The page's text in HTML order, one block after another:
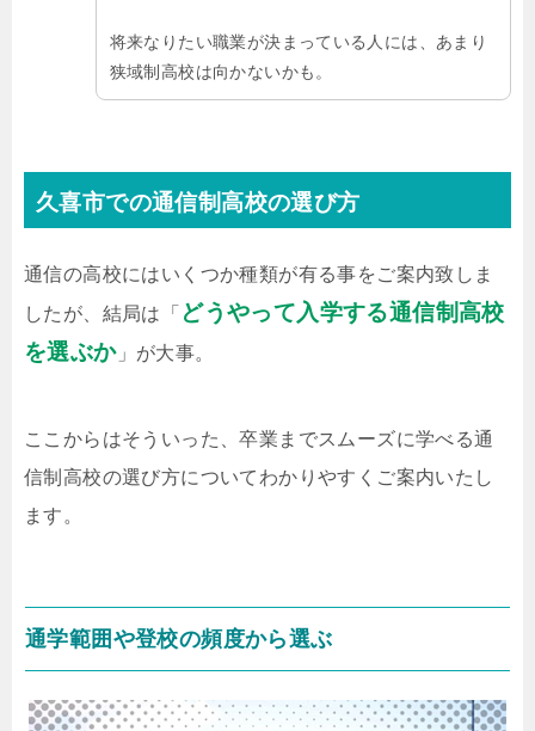
将来なりたい職業が決まっている人には、あまり
狭域制高校は向かないかも。
久喜市での通信制高校の選び方
通信の高校にはいくつか種類が有る事をご案内致しま
したが、結局は「 どうやって入学する通信制高校
を選ぶか」が大事。
ここからはそういった、卒業までスムーズに学べる通
信制高校の選び方についてわかりやすくご案内いたし
ます。
通学範囲や登校の頻度から選ぶ